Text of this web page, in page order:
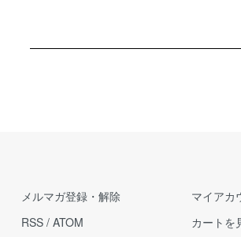
メルマガ登録・解除
RSS / ATOM
マイアカ
カートを